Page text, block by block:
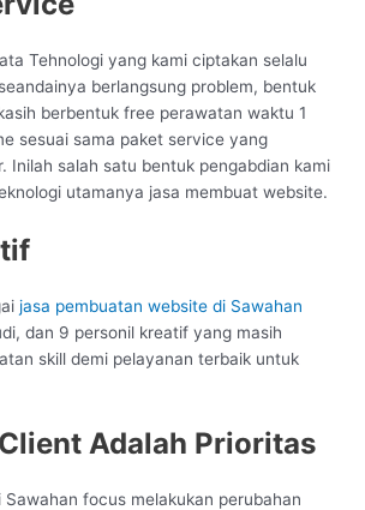
Tehnologi yang kami ciptakan selalu
berlangsung problem, bentuk
berbentuk free perawatan waktu 1
sesuai sama paket service yang
Inilah salah satu bentuk pengabdian kami
utamanya jasa membuat website.
jasa pembuatan website di Sawahan
dan 9 personil kreatif yang masih
skill demi pelayanan terbaik untuk
Adalah Prioritas
Sawahan focus melakukan perubahan